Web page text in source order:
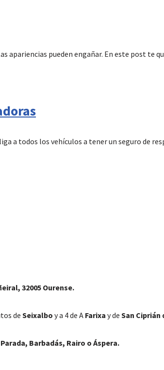
apariencias pueden engañar. En este post te
a todos los vehículos a tener un seguro de
32005 Ourense.
de Seixalbo y a 4 de A Farixa y de San Ciprián
Parada, Barbadás, Rairo o Áspera.